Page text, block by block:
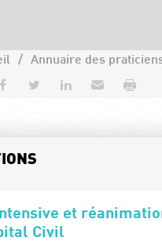
Annuaire des
Partager sur Facebook
Partager sur Twitter
Partager sur
Envoyer
et
Civil